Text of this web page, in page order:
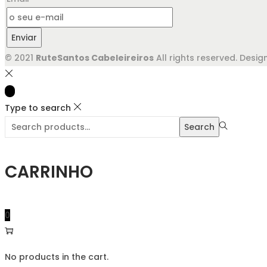
Enviar
© 2021 RuteSantos Cabeleireiros All rights reserved.
Type to search
Search
for:>
Search
CARRINHO
0
No products in the cart.